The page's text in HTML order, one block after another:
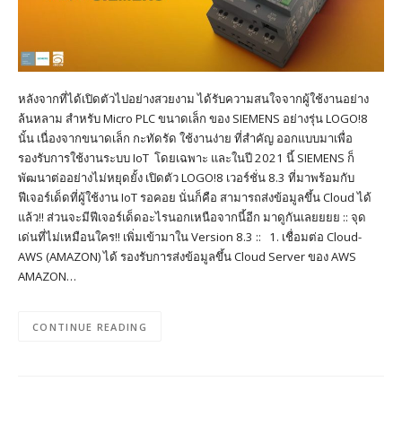
หลังจากที่ได้เปิดตัวไปอย่างสวยงาม ได้รับความสนใจจากผู้ใช้งานอย่าง
ล้นหลาม สำหรับ Micro PLC ขนาดเล็ก ของ SIEMENS อย่างรุ่น LOGO!8
นั้น เนื่องจากขนาดเล็ก กะทัดรัด ใช้งานง่าย ที่สำคัญ ออกแบบมาเพื่อ
รองรับการใช้งานระบบ IoT โดยเฉพาะ และในปี 2021 นี้ SIEMENS ก็
พัฒนาต่ออย่างไม่หยุดยั้ง เปิดตัว LOGO!8 เวอร์ชั่น 8.3 ที่มาพร้อมกับ
ฟีเจอร์เด็ดที่ผู้ใช้งาน IoT รอคอย นั่นก็คือ สามารถส่งข้อมูลขึ้น Cloud ได้
แล้ว!! ส่วนจะมีฟีเจอร์เด็ดอะไรนอกเหนือจากนี้อีก มาดูกันเลยยยย :: จุด
เด่นที่ไม่เหมือนใคร!! เพิ่มเข้ามาใน Version 8.3 :: 1. เชื่อมต่อ Cloud-
AWS (AMAZON) ได้ รองรับการส่งข้อมูลขึ้น Cloud Server ของ AWS
AMAZON…
CONTINUE READING